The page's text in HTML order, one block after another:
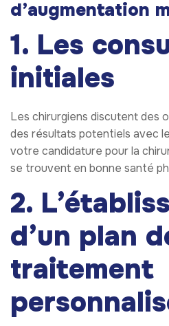
d’augmentation
1. Les
initiales
Les chirurgiens discutent des
des résultats potentiels avec
votre candidature pour la
se trouvent en bonne santé
2.
d’un plan
traitement